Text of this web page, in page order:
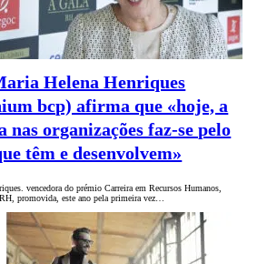
Helena Henriques
bcp) afirma que «hoje, a
nas organizações faz-se pelo
têm e desenvolvem»
vencedora do prémio Carreira em Recursos Humanos,
promovida, este ano pela primeira vez…